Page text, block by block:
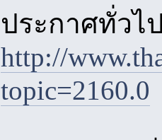
ประกาศทั่ว
http://
topic=2160.0